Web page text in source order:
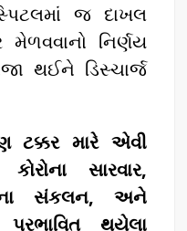
જ દાખલ
મેળવવાનો નિર્ણય
થઈને ડિસ્ચાર્જ
ટક્કર મારે એવી
સારવાર,
સંકલન, અને
પ્રભાવિત થયેલા